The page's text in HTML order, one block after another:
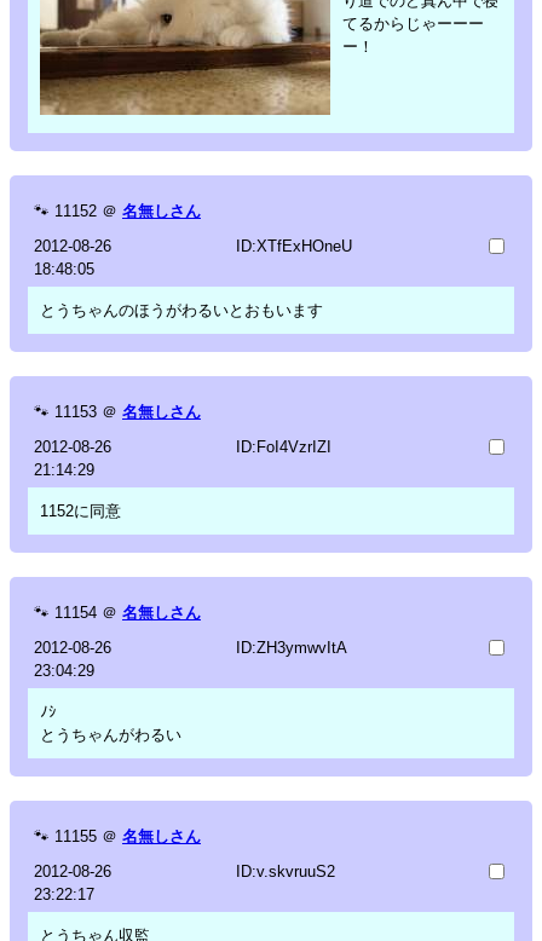
てるからじゃーーー
ー！
🐾 11152 ＠ 名無しさん
2012-08-26
18:48:05
ID:XTfExHOneU
とうちゃんのほうがわるいとおもいます
🐾 11153 ＠ 名無しさん
2012-08-26
21:14:29
ID:FoI4VzrIZI
1152に同意
🐾 11154 ＠ 名無しさん
2012-08-26
23:04:29
ID:ZH3ymwvItA
ﾉｼ
とうちゃんがわるい
🐾 11155 ＠ 名無しさん
2012-08-26
23:22:17
ID:v.skvruuS2
とうちゃん収監